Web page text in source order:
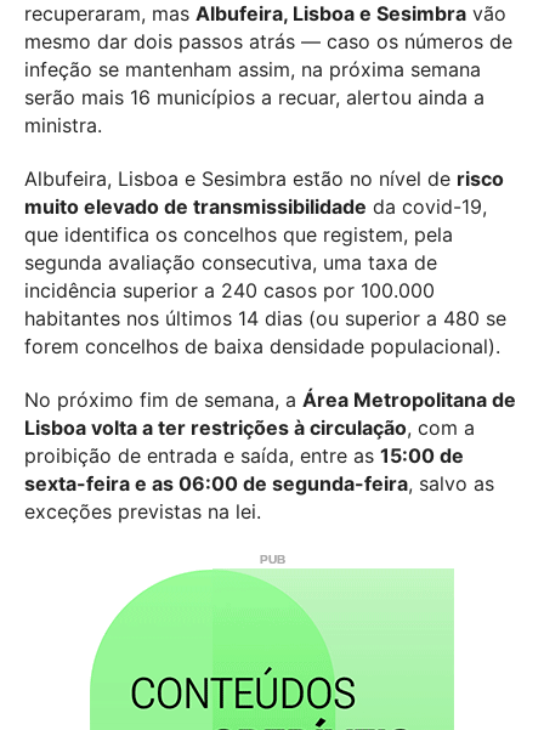
recuperaram, mas Albufeira, Lisboa e Sesimbra vão
mesmo dar dois passos atrás — caso os números de
infeção se mantenham assim, na próxima semana
serão mais 16 municípios a recuar, alertou ainda a
ministra.
Albufeira, Lisboa e Sesimbra estão no nível de risco
muito elevado de transmissibilidade da covid-19,
que identifica os concelhos que registem, pela
segunda avaliação consecutiva, uma taxa de
incidência superior a 240 casos por 100.000
habitantes nos últimos 14 dias (ou superior a 480 se
forem concelhos de baixa densidade populacional).
No próximo fim de semana, a Área Metropolitana de
Lisboa volta a ter restrições à circulação, com a
proibição de entrada e saída, entre as 15:00 de
sexta-feira e as 06:00 de segunda-feira, salvo as
exceções previstas na lei.